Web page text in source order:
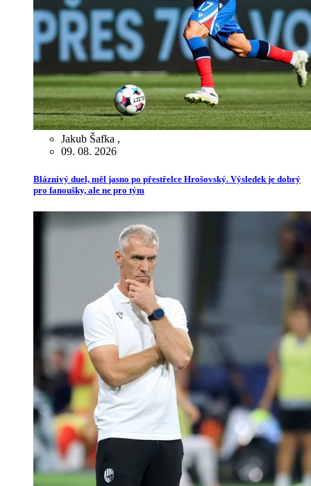
Jakub Šafka ,
09. 08. 2026
Bláznivý duel, měl jasno po přestřelce Hrošovský. Výsledek je dobrý
pro fanoušky, ale ne pro tým